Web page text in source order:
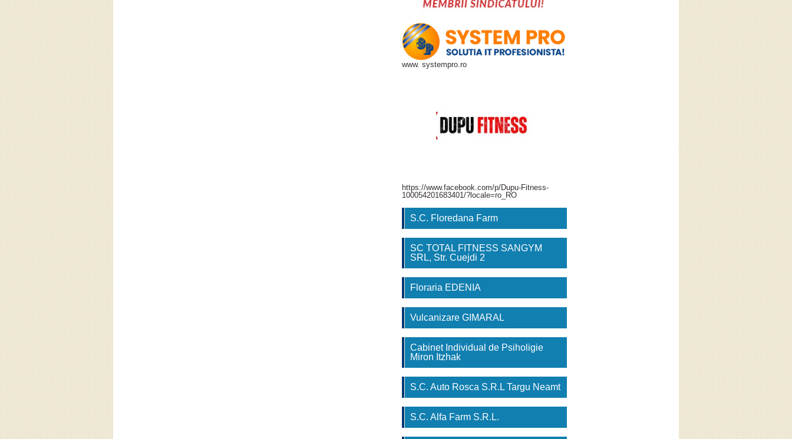
www. systempro.ro
https://www.facebook.com/p/Dupu-Fitness-
100054201683401/?locale=ro_RO
S.C. Floredana Farm
SC TOTAL FITNESS SANGYM
SRL, Str. Cuejdi 2
Floraria EDENIA
Vulcanizare GIMARAL
Cabinet Individual de Psiholigie
Miron Itzhak
S.C. Auto Rosca S.R.L Targu Neamt
S.C. Alfa Farm S.R.L.